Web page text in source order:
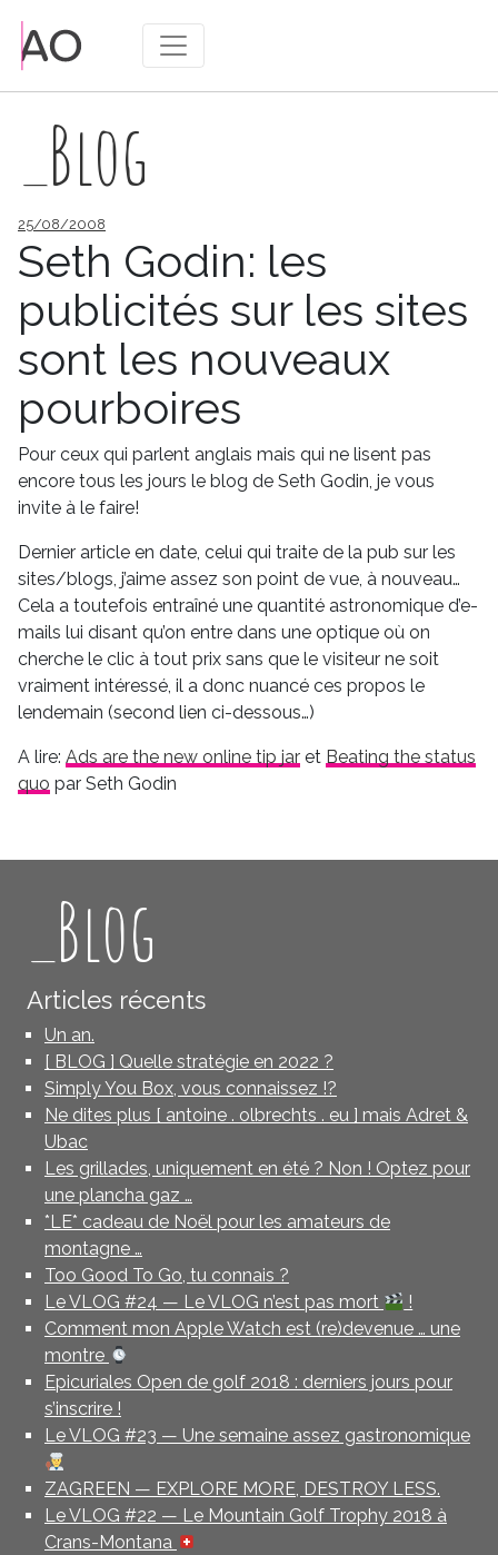
_Blog
Articles récents
Un an.
[ BLOG ] Quelle stratégie en 2022 ?
Simply You Box, vous connaissez !?
Ne dites plus [ antoine . olbrechts . eu ] mais Adret &
Ubac
Les grillades, uniquement en été ? Non ! Optez pour
une plancha gaz …
*LE* cadeau de Noël pour les amateurs de
montagne …
Too Good To Go, tu connais ?
Le VLOG #24 — Le VLOG n’est pas mort
!
Comment mon Apple Watch est (re)devenue … une
montre
Epicuriales Open de golf 2018 : derniers jours pour
s’inscrire !
Le VLOG #23 — Une semaine assez gastronomique
ZAGREEN — EXPLORE MORE, DESTROY LESS.
Le VLOG #22 — Le Mountain Golf Trophy 2018 à
Crans-Montana
_Blog
Publié
25/08/2008
Seth Godin: les
publicités sur les sites
sont les nouveaux
pourboires
Pour ceux qui parlent anglais mais qui ne lisent pas
encore tous les jours le blog de Seth Godin, je vous
invite à le faire!
Dernier article en date, celui qui traite de la pub sur les
sites/blogs, j’aime assez son point de vue, à nouveau…
Cela a toutefois entraîné une quantité astronomique d’e-
mails lui disant qu’on entre dans une optique où on
cherche le clic à tout prix sans que le visiteur ne soit
vraiment intéressé, il a donc nuancé ces propos le
lendemain (second lien ci-dessous…)
A lire: Ads are the new online tip jar et Beating the status
quo par Seth Godin